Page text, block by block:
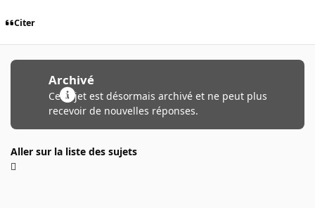
Citer
Archivé
Ce sujet est désormais archivé et ne peut plus
recevoir de nouvelles réponses.
Aller sur la liste des sujets